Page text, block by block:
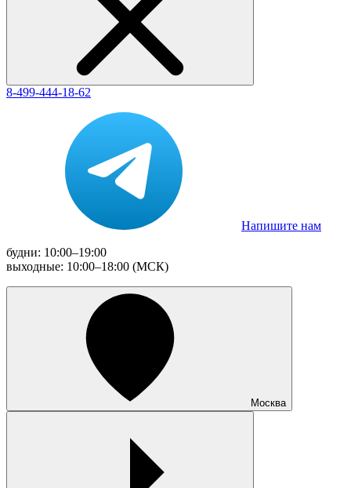
8-499-444-18-62
Напишите нам
будни: 10:00–19:00
выходные: 10:00–18:00 (МСК)
Москва